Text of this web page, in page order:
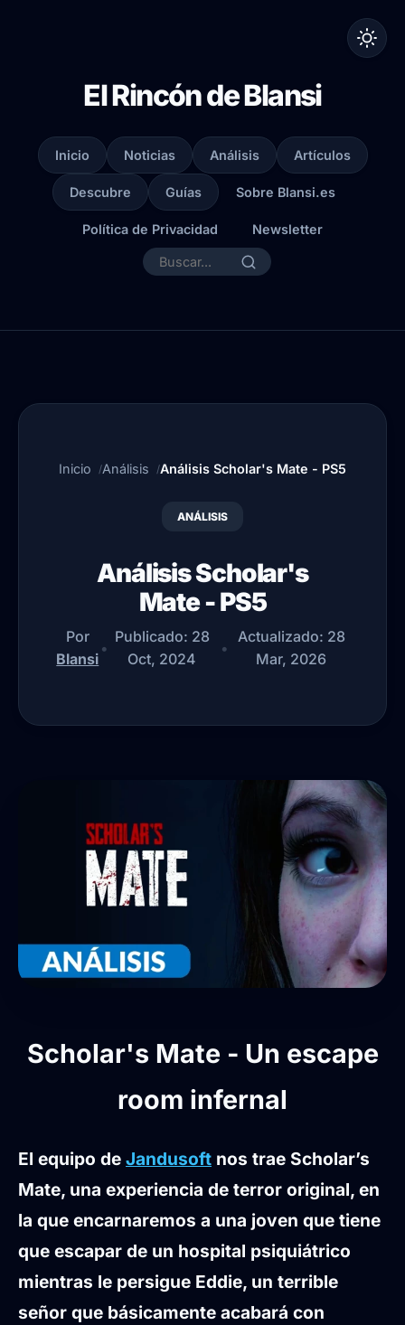
El Rincón de Blansi
Inicio Noticias Análisis Artículos
Descubre Guías Sobre Blansi.es
Política de Privacidad Newsletter
Inicio Análisis Análisis Scholar's Mate - PS5
ANÁLISIS
Análisis Scholar's
Mate - PS5
Por
Blansi
•
Publicado: 28
Oct, 2024
•
Actualizado: 28
Mar, 2026
Scholar's Mate - Un escape
room infernal
El equipo de Jandusoft nos trae Scholar’s
Mate, una experiencia de terror original, en
la que encarnaremos a una joven que tiene
que escapar de un hospital psiquiátrico
mientras le persigue Eddie, un terrible
señor que básicamente acabará con